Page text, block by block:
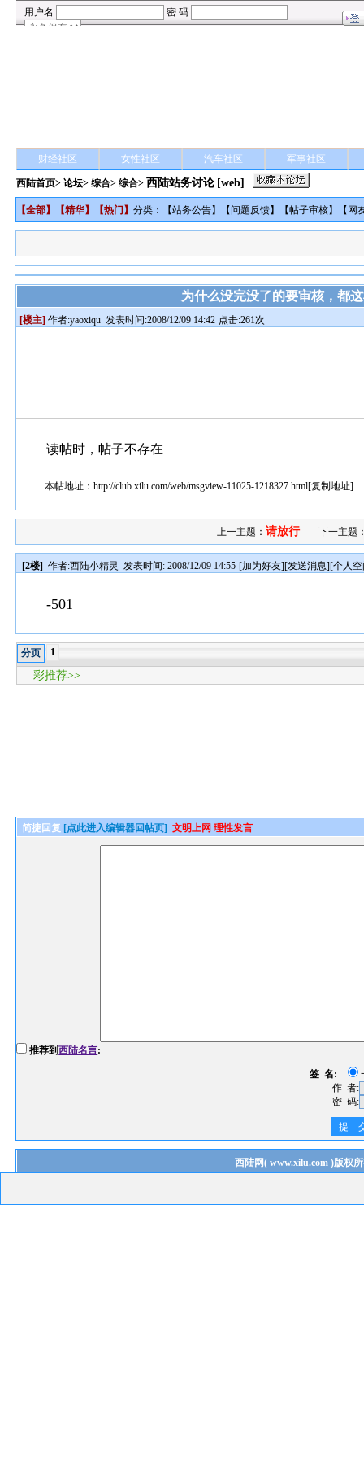
财经社区 女性社区 汽车社区 军事社区
西陆首页>论坛>综合> 综合> 西陆站务讨论 [web]
【全部】【精华】【热门 】分类：【站务公告】【问题反馈】【帖子审核】【 网
为什么没完没了的要审核，都
[楼主] 作者:yaoxiqu 发表时间:2008/12/09 14:42 点击:261次
读帖时，帖子不存在
本帖地址：http://club.xilu.com/web/msgview-11025-1218327.html[复制地址]
上一主题： 请放行 下一主题
[2楼] 作者:西陆小精灵 发表时间: 2008/12/09 14:55 [加为好友][发送消息][个人
-501
分页 1
彩推荐>>
简捷回复 [点此进入编辑器回帖页] 文明上网 理性发言
推荐到西陆名言:
签 名:
作 者:
密 码:
提
西陆网( www.xilu.com)版权